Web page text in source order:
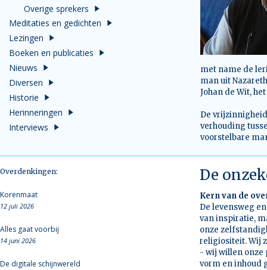
Overige sprekers
Meditaties en gedichten
Lezingen
Boeken en publicaties
Nieuws
Diversen
Historie
Herinneringen
Interviews
met name de
man uit
Johan de Wit,
De
verhouding
voorstelbare
Overdenkingen:
Korenmaat
12 juli 2026
Alles gaat voorbij
14 juni 2026
De digitale schijnwereld
De
Kern van de
De levensweg
van inspiratie,
onze
religiositeit. Wij
- wij willen onze
vorm en inhoud